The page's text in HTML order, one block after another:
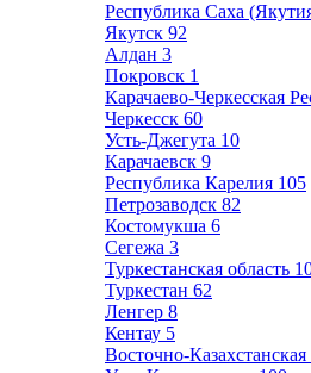
Республика Саха
Якутск 92
Алдан 3
Покровск 1
Карачаево-Черкесская
Черкесск 60
Усть-Джегута 10
Карачаевск 9
Республика Карелия 105
Петрозаводск 82
Костомукша 6
Сегежа 3
Туркестанская область
Туркестан 62
Ленгер 8
Кентау 5
Восточно-Казахстанская